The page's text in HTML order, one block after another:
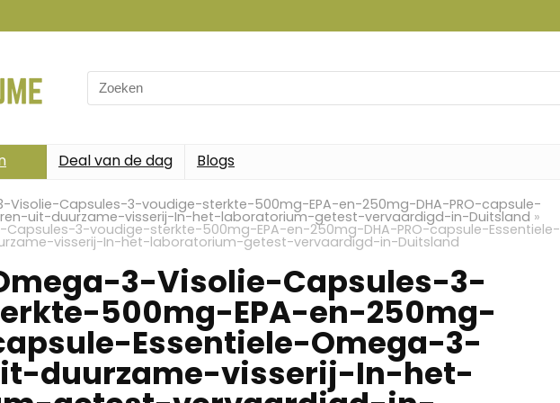
Search
for:
Deal van de dag Blogs
Visolie-Capsules-3-voudige-sterkte-500mg-EPA-en-250mg-DHA-PRO-capsule-
uit-duurzame-visserij-In-het-laboratorium-getest-vervaardigd-in-Duitsland »
3-voudige-sterkte-500mg-EPA-en-250mg-DHA-PRO-capsule-Essentiele-
visserij-In-het-laboratorium-getest-vervaardigd-in-Duitsland
3-Visolie-Capsules-3-
500mg-EPA-en-250mg-
Essentiele-Omega-3-
duurzame-visserij-In-het-